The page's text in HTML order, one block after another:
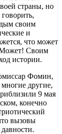
страны, но
своим
и
что может
Может! Своим
истории.
Фомин,
другие,
9 мая
конечно
вызовы